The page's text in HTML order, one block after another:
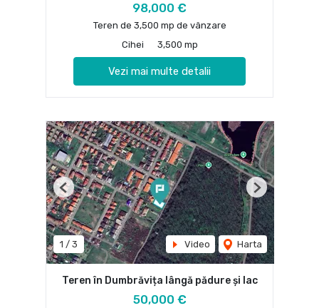
98,000 €
Teren de 3,500 mp de vânzare
Cihei
3,500 mp
Vezi mai multe detalii
1 / 3 Video Harta
Previous Next
Teren în Dumbrăvița lângă pădure și lac
50,000 €